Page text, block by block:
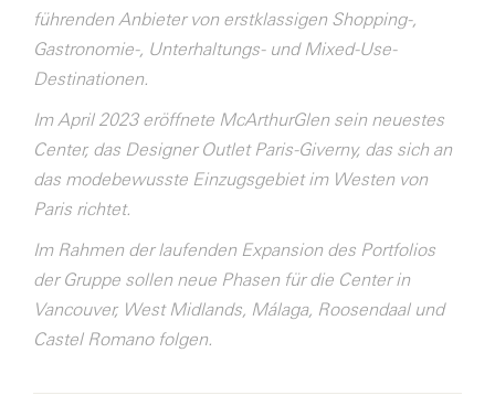
führenden Anbieter von erstklassigen Shopping-,
Gastronomie-, Unterhaltungs- und Mixed-Use-
Destinationen.
Im April 2023 eröffnete McArthurGlen sein neuestes
Center, das Designer Outlet Paris-Giverny, das sich an
das modebewusste Einzugsgebiet im Westen von
Paris richtet.
Im Rahmen der laufenden Expansion des Portfolios
der Gruppe sollen neue Phasen für die Center in
Vancouver, West Midlands, Málaga, Roosendaal und
Castel Romano folgen.